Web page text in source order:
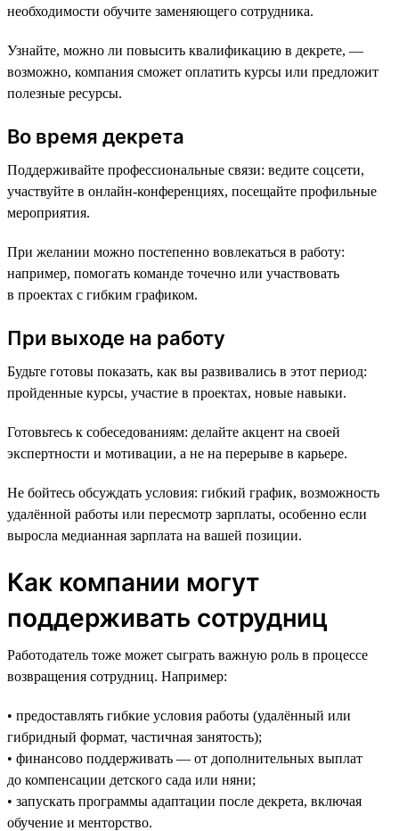
необходимости обучите заменяющего сотрудника.
Узнайте, можно ли повысить квалификацию в декрете, —
возможно, компания сможет оплатить курсы или предложит
полезные ресурсы.
Во время декрета
Поддерживайте профессиональные связи: ведите соцсети,
участвуйте в онлайн-конференциях, посещайте профильные
мероприятия.
При желании можно постепенно вовлекаться в работу:
например, помогать команде точечно или участвовать
в проектах с гибким графиком.
При выходе на работу
Будьте готовы показать, как вы развивались в этот период:
пройденные курсы, участие в проектах, новые навыки.
Готовьтесь к собеседованиям: делайте акцент на своей
экспертности и мотивации, а не на перерыве в карьере.
Не бойтесь обсуждать условия: гибкий график, возможность
удалённой работы или пересмотр зарплаты, особенно если
выросла медианная зарплата на вашей позиции.
Как компании могут
поддерживать сотрудниц
Работодатель тоже может сыграть важную роль в процессе
возвращения сотрудниц. Например:
• предоставлять гибкие условия работы (удалённый или
гибридный формат, частичная занятость);
• финансово поддерживать — от дополнительных выплат
до компенсации детского сада или няни;
• запускать программы адаптации после декрета, включая
обучение и менторство.